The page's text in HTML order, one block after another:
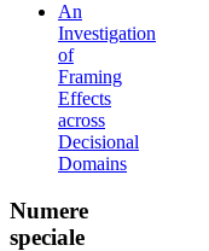
An
Investigation
of
Framing
Effects
across
Decisional
Domains
Numere
speciale